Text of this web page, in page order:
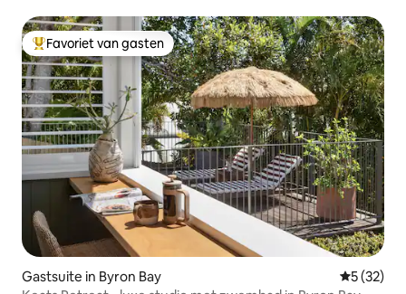
Topfavoriet van gasten
Favoriet van gasten
Gastsuite in Byron Bay
5 (32)